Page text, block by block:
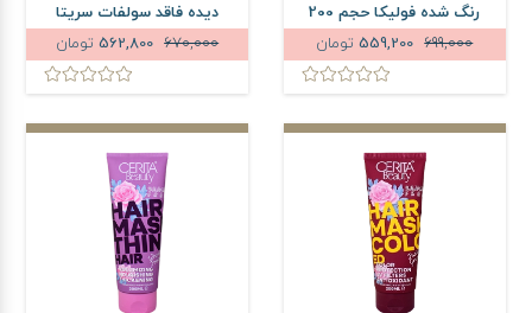
رنگ شده فولیکا حجم 200
میلی لیتر699,000 تومان
دیده فاقد سولفات سریتا
حجم 200 میلی لیتر
670,000 تومان